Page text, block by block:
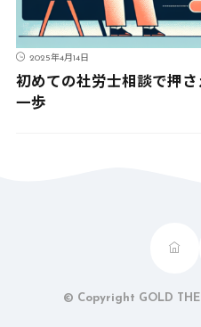
2025年4月14日
初めての社労士相談で押
一歩
© Copyright GOLD